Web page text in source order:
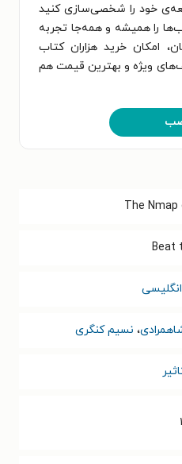
خود را شخصی‌سازی کنید
را همیشه و همه‌جا تجربه
امکان خرید هزاران کتاب
ویژه و بهترین قیمت هم
The Nmap
Beat
انگلیسی
، نسیم کنگری